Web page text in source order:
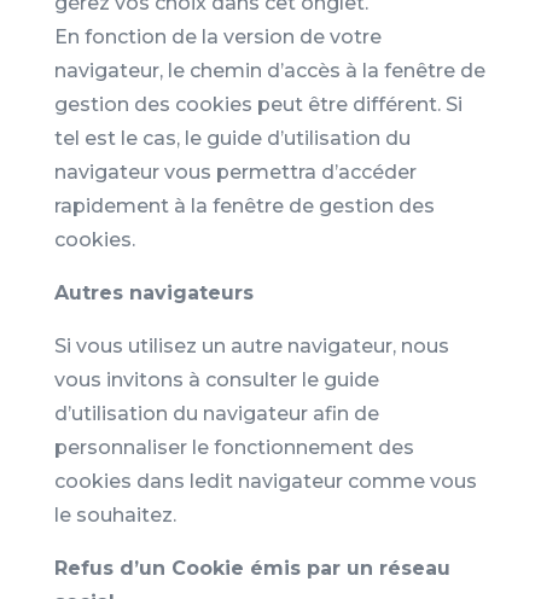
En fonction de la version de votre
navigateur, le chemin d’accès à la fenêtre de
gestion des cookies peut être différent. Si
tel est le cas, le guide d’utilisation du
navigateur vous permettra d’accéder
rapidement à la fenêtre de gestion des
cookies.
Autres navigateurs
Si vous utilisez un autre navigateur, nous
vous invitons à consulter le guide
d’utilisation du navigateur afin de
personnaliser le fonctionnement des
cookies dans ledit navigateur comme vous
le souhaitez.
Refus d’un Cookie émis par un réseau